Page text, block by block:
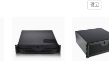
광고